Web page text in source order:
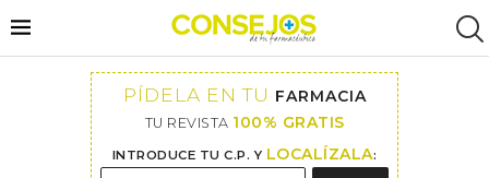
PÍDELA EN TU FARMACIA
TU REVISTA 100% GRATIS
INTRODUCE TU C.P. Y LOCALÍZALA: